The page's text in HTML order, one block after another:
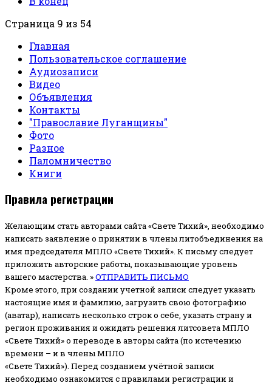
Страница 9 из 54
Главная
Пользовательское соглашение
Аудиозаписи
Видео
Объявления
Контакты
"Православие Луганщины"
Фото
Разное
Паломничество
Книги
Правила регистрации
Желающим стать авторами сайта «Свете Тихий», необходимо
написать заявление о принятии в члены литобъединения на
имя председателя МПЛО «Свете Тихий». К письму следует
приложить авторские работы, показывающие уровень
вашего мастерства. »ОТПРАВИТЬ ПИСЬМО
Кроме этого, при создании учетной записи следует указать
настоящие имя и фамилию, загрузить свою фотографию
(аватар), написать несколько строк о себе, указать страну и
регион проживания и ожидать решения литсовета МПЛО
«Свете Тихий» о переводе в авторы сайта (по истечению
времени – и в члены МПЛО
«Свете Тихий»). Перед созданием учётной записи
необходимо ознакомится с правилами регистрации и